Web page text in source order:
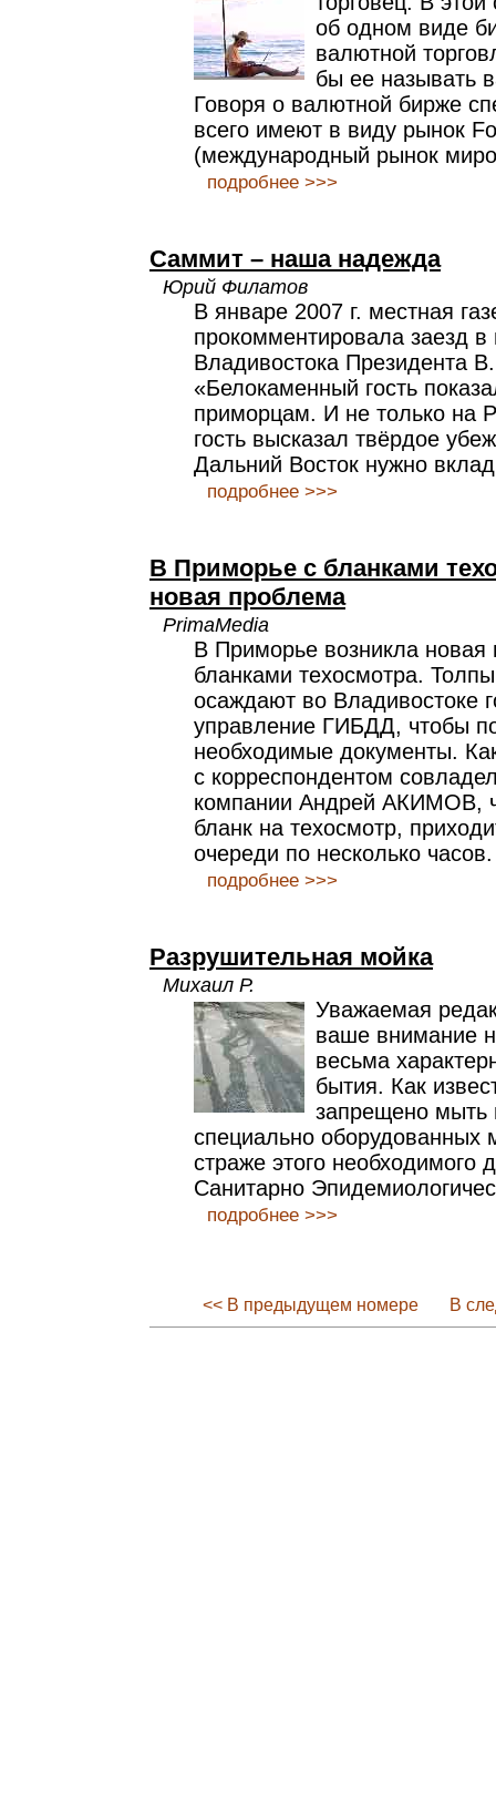
об одном виде
валютной
бы ее называть
Говоря о валютной бирже
всего имеют в виду рынок
(международный рынок
подробнее >>>
Саммит – наша надежда
Юрий Филатов
В январе 2007 г. местная
прокомментировала заезд в
Владивостока Президента
«Белокаменный гость
приморцам. И не только на
гость высказал твёрдое
Дальний Восток нужно
подробнее >>>
В Приморье с бланками
новая проблема
PrimaMedia
В Приморье возникла новая
бланками техосмотра.
осаждают во Владивостоке
управление ГИБДД, чтобы
необходимые документы.
с корреспондентом
компании Андрей АКИМОВ,
бланк на техосмотр,
очереди по несколько часов.
подробнее >>>
Разрушительная мойка
Михаил Р.
Уважаемая
ваше внимание
весьма
бытия. Как
запрещено
специально оборудованных
страже этого необходимого
Санитарно
подробнее >>>
<< В предыдущем номере В